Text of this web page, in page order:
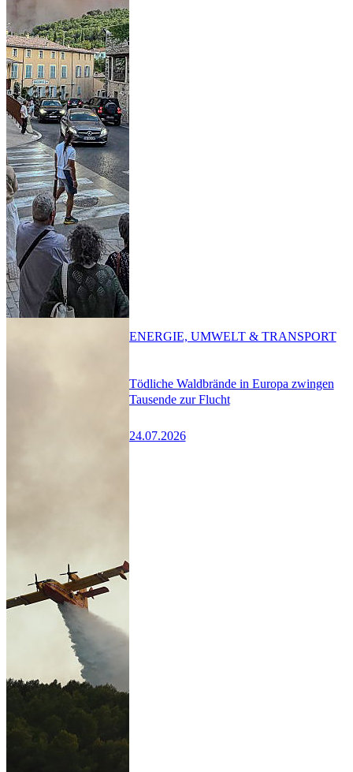
Tödliche Waldbrände in Europa zwingen
Tausende zur Flucht
24.07.2026
ENERGIE, UMWELT & TRANSPORT